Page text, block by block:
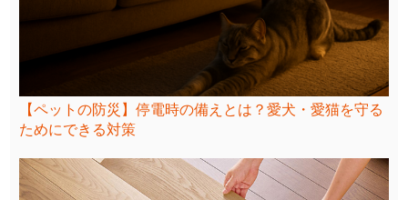
【ペットの防災】停電時の備えとは？愛犬・愛猫を守る
ためにできる対策